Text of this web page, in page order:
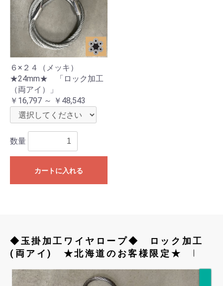
６×２４（メッキ）
★24mm★ 「ロック加工
（両アイ）」
￥16,797 ～ ￥48,543
数量
カートに入れる
◆玉掛加工ワイヤロープ◆ ロック加工
(両アイ) ★北海道のお客様限定★